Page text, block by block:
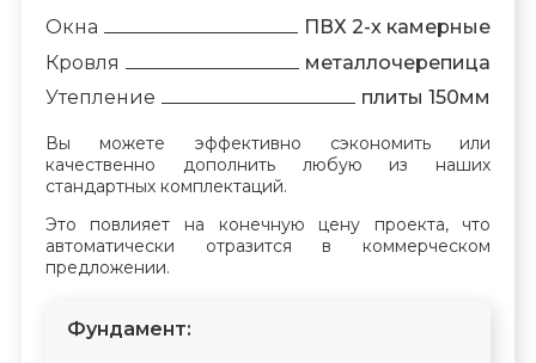
Окна
ПВХ 2-х камерные
Кровля
металлочерепица
Утепление
плиты 150мм
Вы можете эффективно сэкономить или
качественно дополнить любую из наших
стандартных комплектаций.
Это повлияет на конечную цену проекта, что
автоматически отразится в коммерческом
предложении.
Фундамент: